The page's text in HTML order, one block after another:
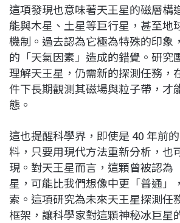
這項發現也意味著天王星的磁層構
能與木星、土星等巨行星，甚至地
機制。過去認為它極為特殊的印象
的「天氣因素」造成的錯覺。研究
理解天王星，仍需新的探測任務，
件下長期觀測其磁場與粒子帶，才
態。
這也提醒科學界，即使是 40 年前
料，只要用現代方法重新分析，也
現。對天王星而言，這顆曾被認為
星，可能比我們想像中更「普通」
索。這項研究為未來天王星探測任
框架，讓科學家對這顆神秘冰巨星